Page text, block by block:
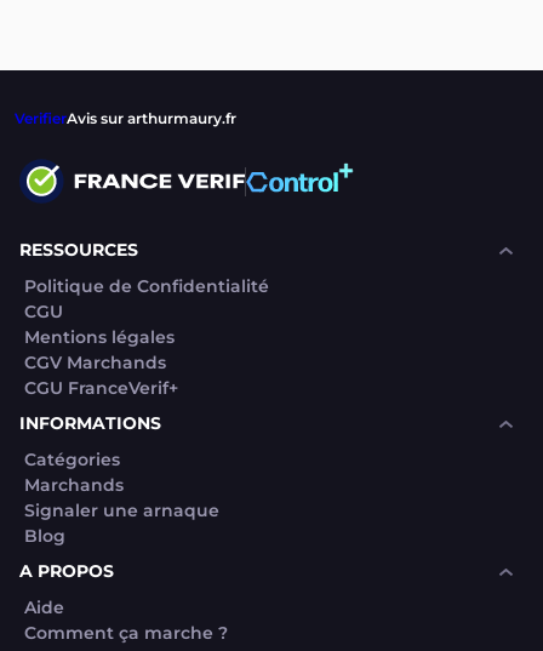
VerifierAvis sur arthurmaury.fr
RESSOURCES
Politique de Confidentialité
CGU
Mentions légales
CGV Marchands
CGU FranceVerif+
INFORMATIONS
Catégories
Marchands
Signaler une arnaque
Blog
A PROPOS
Aide
Comment ça marche ?